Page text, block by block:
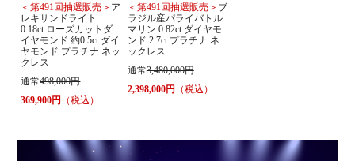
＜第491回抽選販売＞ ア
レキサンドライト
0.18ct ローズカットダ
イヤモンド 約0.5ct ダイ
ヤモンド プラチナ ネッ
クレス
通常498,000円
369,900円 （税込）
＜第491回抽選販売＞ ブ
ラジル産パライバトル
マリン 0.82ct ダイヤモ
ンド 2.7ct プラチナ ネ
ックレス
通常3,480,000円
2,398,000円 （税込）